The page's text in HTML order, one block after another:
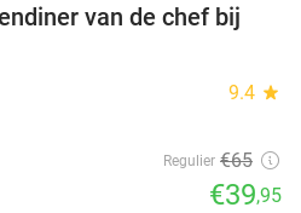
39%
van de chef bij
9.4 star
Regulier €65
€39,95